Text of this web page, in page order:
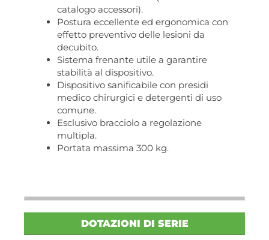
catalogo accessori).
Postura eccellente ed ergonomica con
effetto preventivo delle lesioni da
decubito.
Sistema frenante utile a garantire
stabilità al dispositivo.
Dispositivo sanificabile con presidi
medico chirurgici e detergenti di uso
comune.
Esclusivo bracciolo a regolazione
multipla.
Portata massima 300 kg.
DOTAZIONI DI SERIE